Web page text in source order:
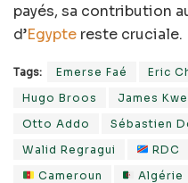
payés, sa contribution
d’Egypte reste cruciale.
Tags: Emerse Faé Eric
Hugo Broos
James
Otto Addo
Sébastien
Walid Regragui
RDC
Cameroun
Algérie